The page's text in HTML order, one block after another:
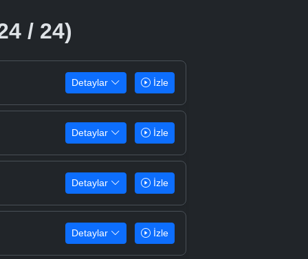
/ 24)
Detaylar İzle
Detaylar İzle
Detaylar İzle
Detaylar İzle